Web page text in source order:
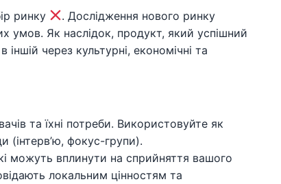
ринку
. Дослідження нового ринку
умов. Як наслідок, продукт, який успішний
через культурні, економічні та
та їхні потреби. Використовуйте як
(інтерв’ю, фокус-групи).
можуть вплинути на сприйняття вашого
локальним цінностям та